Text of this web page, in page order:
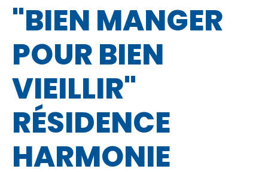
"BIEN MANGER
POUR BIEN
VIEILLIR"
RÉSIDENCE
HARMONIE